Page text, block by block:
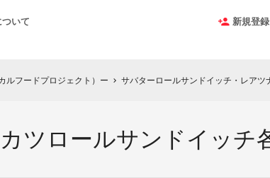
いて 新規登録
ルフードプロジェクト）ー chevron_right サバターロールサンドイッチ・レアツナカツロー
ツロールサンドイッチ